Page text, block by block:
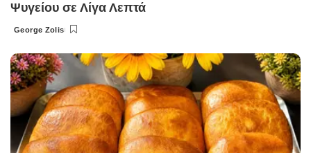
Ψυγείου σε Λίγα Λεπτά
Posted
George Zolis